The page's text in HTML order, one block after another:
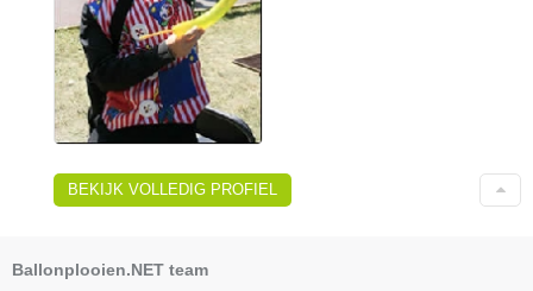
BEKIJK VOLLEDIG PROFIEL
Ballonplooien.NET team